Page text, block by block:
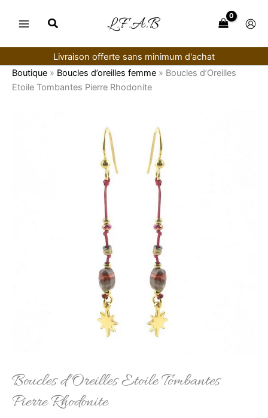
Livraison offerte sans minimum d'achat
Boutique » Boucles d’oreilles femme » Boucles d’Oreilles
Etoile Tombantes Pierre Rhodonite
Boucles d’Oreilles Etoile Tombantes
Pierre Rhodonite
Bonjour, je suis Élise, votre conseillère virtuelle.
Comment puis-je vous aider ?